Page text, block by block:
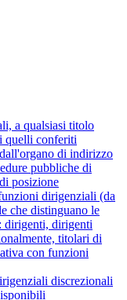
a qualsiasi titolo
quelli conferiti
di indirizzo
pubbliche di
posizione
dirigenziali (da
che distinguano le
dirigenti, dirigenti
titolari di
con funzioni
discrezionali